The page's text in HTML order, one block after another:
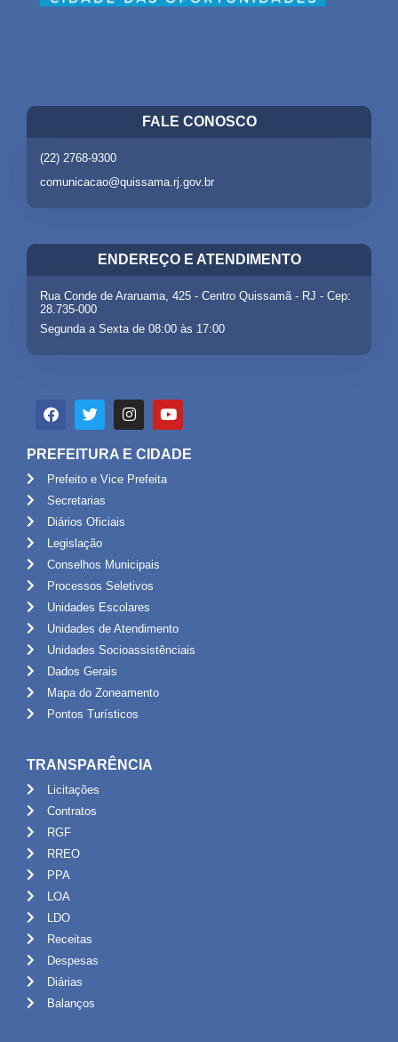
FALE CONOSCO
(22) 2768-9300
comunicacao@quissama.rj.gov.br
ENDEREÇO E ATENDIMENTO
Rua Conde de Araruama, 425 - Centro Quissamã - RJ - Cep:
28.735-000
Segunda a Sexta de 08:00 às 17:00
PREFEITURA E CIDADE
Prefeito e Vice Prefeita
Secretarias
Diários Oficiais
Legislação
Conselhos Municipais
Processos Seletivos
Unidades Escolares
Unidades de Atendimento
Unidades Socioassistênciais
Dados Gerais
Mapa do Zoneamento
Pontos Turísticos
TRANSPARÊNCIA
Licitações
Contratos
RGF
RREO
PPA
LOA
LDO
Receitas
Despesas
Diárias
Balanços